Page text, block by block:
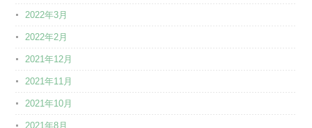
2022年3月
2022年2月
2021年12月
2021年11月
2021年10月
2021年8月